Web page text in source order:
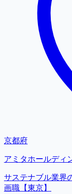
京都府
アミタホールディ
サステナブル業界
画職【東京】